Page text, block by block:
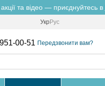
та відео — приєднуйтесь в
УкрРус
00-51 Передзвонити вам?